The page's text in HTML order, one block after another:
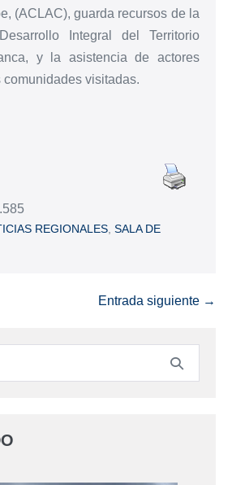
(ACLAC), guarda recursos de la
Integral del Territorio
y la asistencia de actores
comunidades visitadas.
REGIONALES SALA DE
Entrada siguiente →